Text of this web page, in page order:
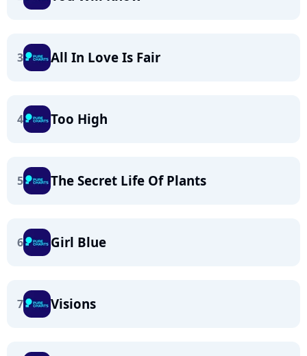
3 All In Love Is Fair
4 Too High
5 The Secret Life Of Plants
6 Girl Blue
7 Visions